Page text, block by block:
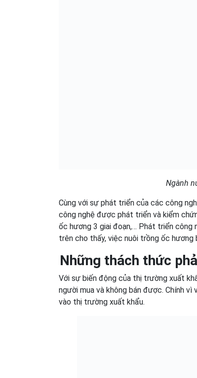
Ngành
Cùng với sự phát triển của các công
công nghệ được phát triển và kiểm
ốc hương 3 giai đoạn,… Phát triển công
trên cho thấy, việc nuôi trồng ốc hương
Những thách thức
Với sự biến động của thị trường xuất
người mua và không bán được. Chính
vào thị trường xuất khẩu.